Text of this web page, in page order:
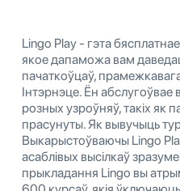
Lingo Play - гэта
якое дапаможа вам
пачаткоўцаў,
Інтэрнэце. Ён абслугоўвае
розных узроўняў, такіх як
прасунуты. Як вывучыць
Выкарыстоўваючы Lingo
асаблівых высілкаў
прыкладання Lingo вы